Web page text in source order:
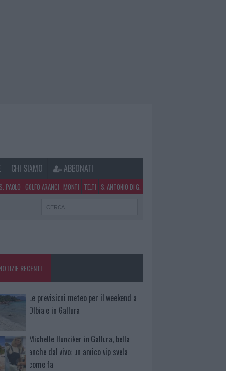
CHI SIAMO ABBONATI
PAOLO GOLFO ARANCI MONTI TELTI S. ANTONIO DI G.
NOTIZIE RECENTI
Le previsioni meteo per il weekend a
Olbia e in Gallura
Michelle Hunziker in Gallura, bella
anche dal vivo: un amico vip svela
come fa